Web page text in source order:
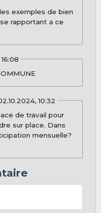
exemples de bien
rapportant a ce
10:32
de travail pour
sur place. Dans
mensuelle?